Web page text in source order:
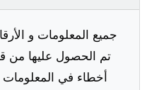
جميع المعلومات و
تم الحصول عليها من
أخطاء في المعلومات